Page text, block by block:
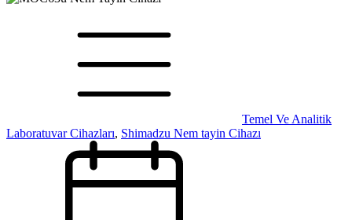
Temel Ve Analitik
Laboratuvar Cihazları, Shimadzu Nem tayin Cihazı